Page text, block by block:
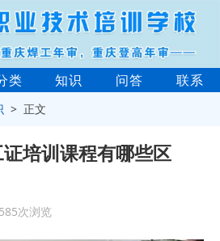
类 知识 问答 联系
> 正文
培训课程有哪些区
次浏览